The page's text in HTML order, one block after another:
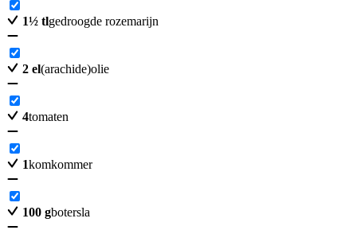
1½ tlgedroogde rozemarijn
2 el(arachide)olie
4tomaten
1komkommer
100 gbotersla